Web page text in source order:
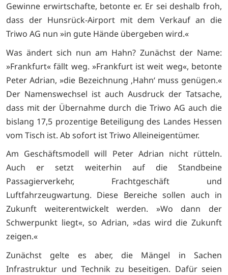
Gewinne erwirtschafte, betonte er. Er sei deshalb froh,
dass der Hunsrück-Airport mit dem Verkauf an die
Triwo AG nun »in gute Hände übergeben wird.«
Was ändert sich nun am Hahn? Zunächst der Name:
»Frankfurt« fällt weg. »Frankfurt ist weit weg«, betonte
Peter Adrian, »die Bezeichnung ‚Hahn‘ muss genügen.«
Der Namenswechsel ist auch Ausdruck der Tatsache,
dass mit der Übernahme durch die Triwo AG auch die
bislang 17,5 prozentige Beteiligung des Landes Hessen
vom Tisch ist. Ab sofort ist Triwo Alleineigentümer.
Am Geschäftsmodell will Peter Adrian nicht rütteln.
Auch er setzt weiterhin auf die Standbeine
Passagierverkehr, Frachtgeschäft und
Luftfahrzeugwartung. Diese Bereiche sollen auch in
Zukunft weiterentwickelt werden. »Wo dann der
Schwerpunkt liegt«, so Adrian, »das wird die Zukunft
zeigen.«
Zunächst gelte es aber, die Mängel in Sachen
Infrastruktur und Technik zu beseitigen. Dafür seien